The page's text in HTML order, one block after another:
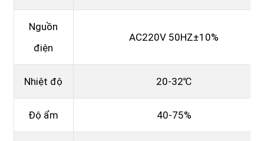
Nguồn
điện
AC220V 50HZ±10%
Nhiệt độ 20-32℃
Độ ẩm 40-75%